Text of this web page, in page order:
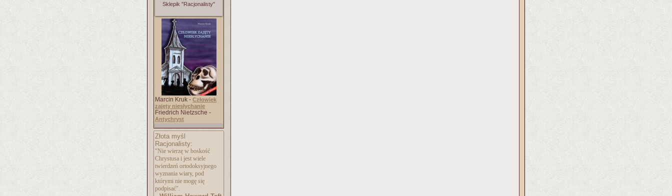
Sklepik "Racjonalisty"
Marcin Kruk - Człowiek
zajęty niesłychanie
Friedrich Nietzsche -
Antychryst
Złota myśl
Racjonalisty:
"Nie wierzę w boskość
Chrystusa i jest wiele
twierdzeń ortodoksyjnego
wyznania wiary, pod
którymi nie mogę się
podpisać".